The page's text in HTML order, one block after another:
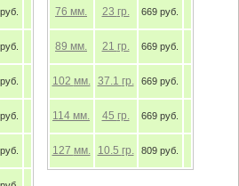
76 мм. 23 гр. 669 руб.
89 мм. 21 гр. 669 руб.
102 мм. 37.1 гр. 669 руб.
114 мм. 45 гр. 669 руб.
127 мм. 10.5 гр. 809 руб.